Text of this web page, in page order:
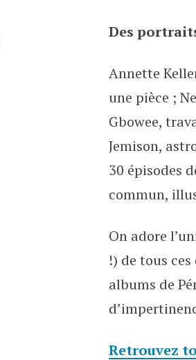
Des
Annette
une pièce ;
Gbowee,
Jemison,
30 épisodes
commun,
On adore
!) de tous
albums de
Retrouvez